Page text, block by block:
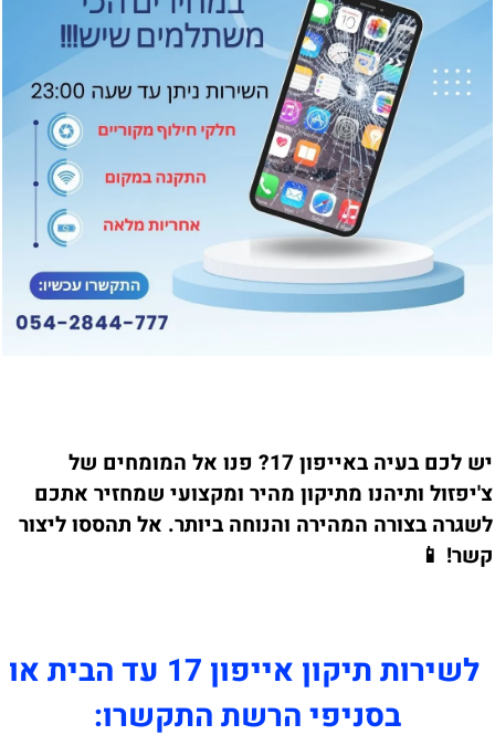
יש לכם בעיה באייפון 17? פנו אל המומחים של
צ'יפזול ותיהנו מתיקון מהיר ומקצועי שמחזיר אתכם
לשגרה בצורה המהירה והנוחה ביותר. אל תהססו ליצור
קשר! 📱
לשירות תיקון אייפון 17 עד הבית או
בסניפי הרשת התקשרו: